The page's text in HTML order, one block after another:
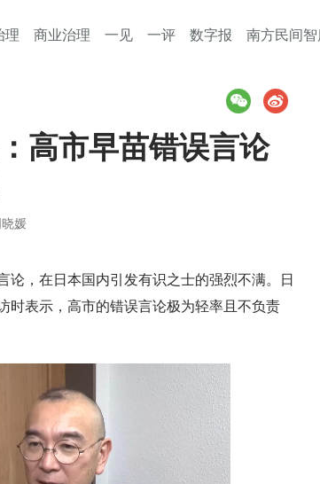
理 商业治理 一见 一评 数字报 南方民间
高市早苗错误言论
媛
论，在日本国内引发有识之士的强烈不满。日
时表示，高市的错误言论极为轻率且不负责